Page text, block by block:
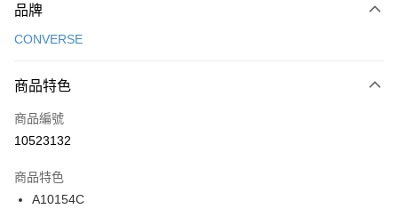
台灣樂天信用卡公司
【關於「AFTEE先享後付」】
便利好安心！
３．安心：先確認商品／服務後，再付款。
【「AFTEE先享後付」結帳流程】
１．於結帳方式選擇「AFTEE先享後付」後，將跳轉至「AFTEE先享後付」
２．訂單成立數日內，您將收到繳費通知簡訊。
３．收到繳費通知簡訊後14天內，點擊此簡訊中的連結，可透過四大超商／
ATM／網路銀行／等多元方式進行付款，方視為交易完成。
運送方式
每筆NT$100，滿NT$1,500(含以上)免運費
宅配
每筆NT$100，滿NT$1,500(含以上)免運費
付款後門市自取
每筆NT$100，滿NT$1,500(含以上)免運費
品牌
CONVERSE
商品特色
商品編號
10523132
商品特色
A10154C